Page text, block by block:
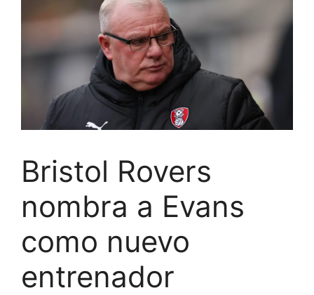
Bristol Rovers
nombra a Evans
como nuevo
entrenador